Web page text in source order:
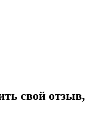
свой отзыв,